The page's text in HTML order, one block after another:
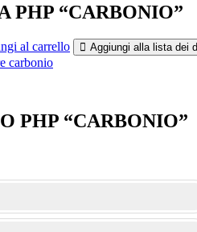
PHP “CARBONIO”
al carrello Aggiungi alla lista dei
PHP “CARBONIO”